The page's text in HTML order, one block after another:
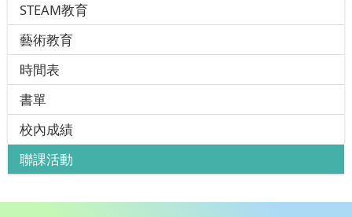
STEAM教育
藝術教育
時間表
書單
校內成績
聯課活動